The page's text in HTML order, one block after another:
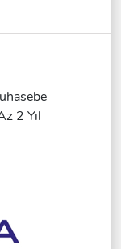
2 Yıl
Bilen, 20-